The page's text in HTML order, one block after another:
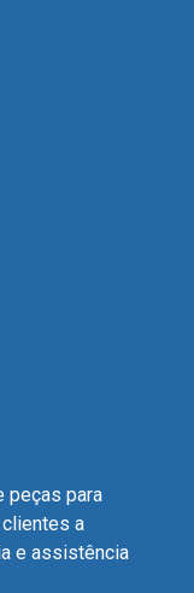
peças para
a
e assistência